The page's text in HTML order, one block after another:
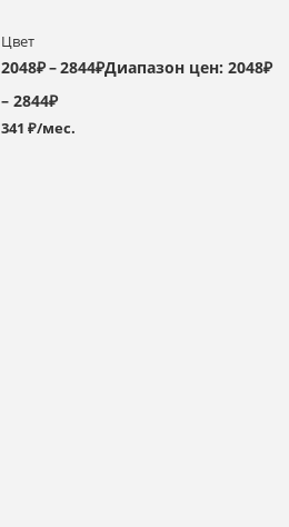
Цвет
2048₽–2844₽Диапазон цен: 2048₽
– 2844₽
341 ₽/мес.